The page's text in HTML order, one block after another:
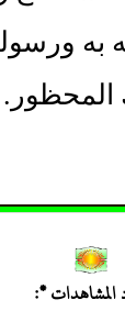
به
المحظور‏.‏
*: